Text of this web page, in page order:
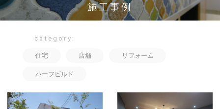
施工事例
category:
住宅 店舗 リフォーム
ハーフビルド